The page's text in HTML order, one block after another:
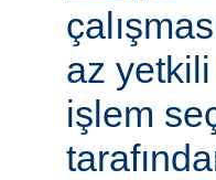
az yetkili
işlem